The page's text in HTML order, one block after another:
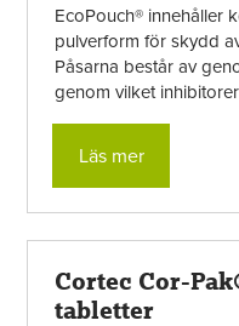
EcoPouch® innehåller
pulverform för skydd
Påsarna består av
genom vilket
Läs mer
Cortec Cor-
tabletter